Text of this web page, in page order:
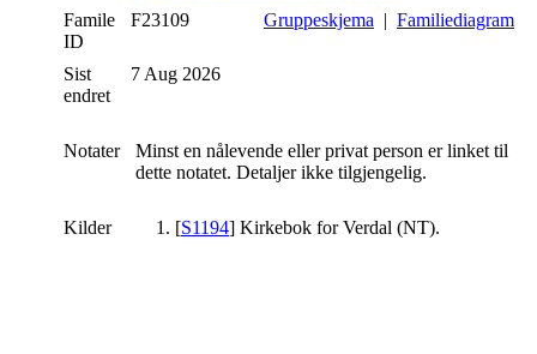
Famile
ID
F23109 Gruppeskjema | Familiediagram
Sist
endret
7 Aug 2026
Notater
Minst en nålevende eller privat person er linket til
dette notatet. Detaljer ikke tilgjengelig.
Kilder [S1194] Kirkebok for Verdal (NT).